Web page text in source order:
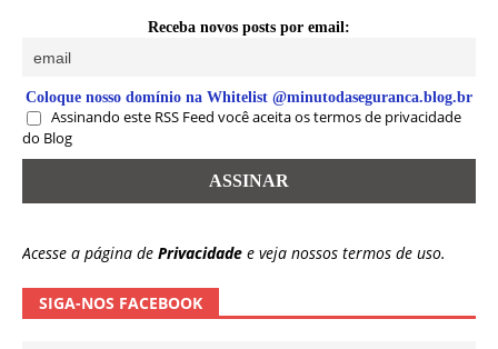
Receba novos posts por email:
Coloque nosso domínio na Whitelist @minutodaseguranca.blog.br
Assinando este RSS Feed você aceita os termos de privacidade
do Blog
Acesse a página de Privacidade e veja nossos termos de uso.
SIGA-NOS FACEBOOK